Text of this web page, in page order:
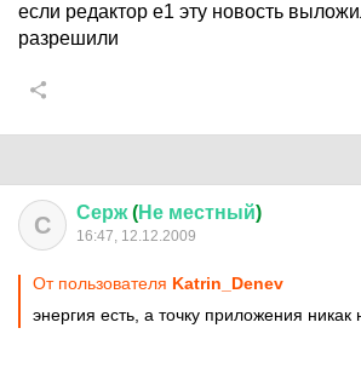
если редактор е1 эту новость
разрешили
С Серж(Не местный)
16:47, 12.12.2009
От пользователя Katrin_Denev
энергия есть, а точку приложения никак